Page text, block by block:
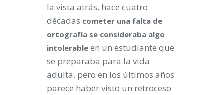
la vista atrás, hace cuatro
décadas cometer una falta de
ortografía se consideraba algo
intolerable en un estudiante que
se preparaba para la vida
adulta, pero en los últimos años
parece haber visto un retroceso